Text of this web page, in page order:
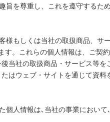
を尊重し、これを遵守するた
もしくは当社の取扱商品、サ
。これらの個人情報は、ご契
当社の取扱商品・サービス等
はウェブ・サイトを通じて資
人情報は､当社の事業において､